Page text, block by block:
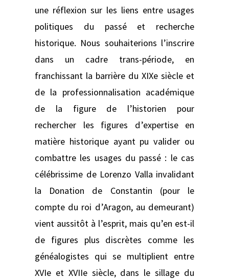
une réflexion sur les liens entre usages
politiques du passé et recherche
historique. Nous souhaiterions l’inscrire
dans un cadre trans-période, en
franchissant la barrière du XIXe siècle et
de la professionnalisation académique
de la figure de l’historien pour
rechercher les figures d’expertise en
matière historique ayant pu valider ou
combattre les usages du passé : le cas
célébrissime de Lorenzo Valla invalidant
la Donation de Constantin (pour le
compte du roi d’Aragon, au demeurant)
vient aussitôt à l’esprit, mais qu’en est-il
de figures plus discrètes comme les
généalogistes qui se multiplient entre
XVIe et XVIIe siècle, dans le sillage du